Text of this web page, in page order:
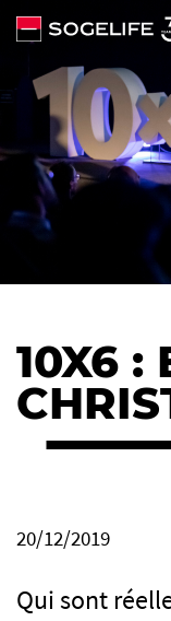
NEWS
10X6 :
20/12/2019
Qui sont